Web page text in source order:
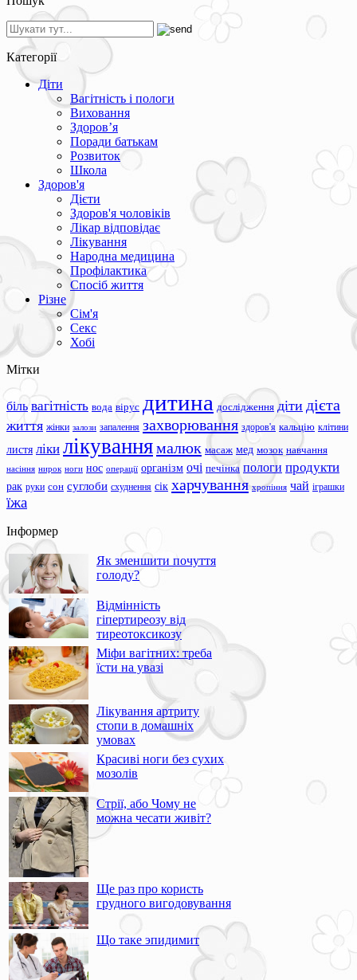
Категорії
Діти
Вагітність і пологи
Виховання
Здоров’я
Поради батькам
Розвиток
Школа
Здоров'я
Дієти
Здоров'я чоловіків
Лікар відповідає
Лікування
Народна медицина
Профілактика
Спосіб життя
Різне
Сім'я
Секс
Хобі
Мітки
біль вагітність вода вірус дитина дослідження діти дієта
життя жінки залози запалення захворювання здоров'я кальцію клітини
листя ліки лікуваннямалюк масаж мед мозок навчання
насіння нирок ноги нос операції організм очі печінка пологи продукти
рак руки сон суглоби схуднення сік харчування хропіння чай іграшки
їжа
Інформер
Як зменшити почуття
голоду?
Відмінність
гіпертиреозу від
тиреотоксикозу
Міфи вагітних: треба
їсти на увазі
Лікування артриту
стопи в домашніх
умовах
Красиві ноги без сухих
мозолів
Стрії, або Чому не
можна чесати живіт?
Ще раз про користь
грудного вигодовування
Що таке эпидимит